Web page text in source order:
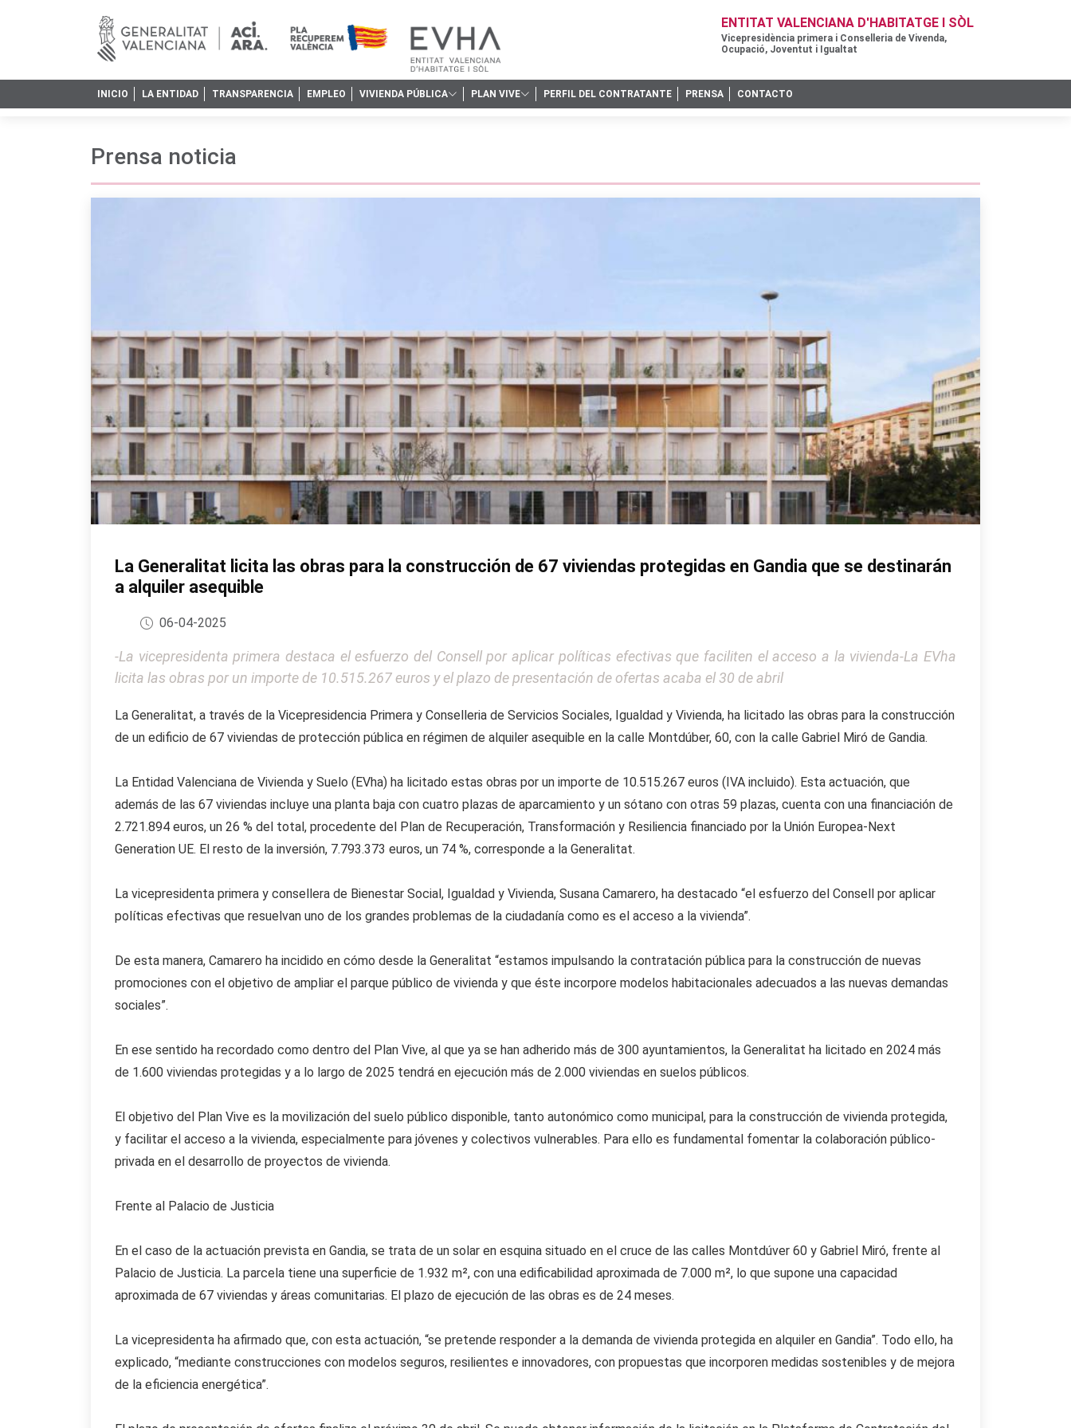
ENTITAT VALENCIANA D'HABITATGE I SÒL
Vicepresidència primera i Conselleria de Vivenda,
Ocupació, Joventut i Igualtat
INICIO LA ENTIDAD TRANSPARENCIA EMPLEO VIVIENDA PÚBLICA PLAN VIVE PERFIL DEL CONTRATANTE PRENSA CONTACTO
Prensa noticia
La Generalitat licita las obras para la construcción de 67 viviendas protegidas en Gandia que se destinarán
a alquiler asequible
06-04-2025
-La vicepresidenta primera destaca el esfuerzo del Consell por aplicar políticas efectivas que faciliten el acceso a la vivienda-La EVha
licita las obras por un importe de 10.515.267 euros y el plazo de presentación de ofertas acaba el 30 de abril
La Generalitat, a través de la Vicepresidencia Primera y Conselleria de Servicios Sociales, Igualdad y Vivienda, ha licitado las obras para la construcción
de un edificio de 67 viviendas de protección pública en régimen de alquiler asequible en la calle Montdúber, 60, con la calle Gabriel Miró de Gandia.
La Entidad Valenciana de Vivienda y Suelo (EVha) ha licitado estas obras por un importe de 10.515.267 euros (IVA incluido). Esta actuación, que
además de las 67 viviendas incluye una planta baja con cuatro plazas de aparcamiento y un sótano con otras 59 plazas, cuenta con una financiación de
2.721.894 euros, un 26 % del total, procedente del Plan de Recuperación, Transformación y Resiliencia financiado por la Unión Europea-Next
Generation UE. El resto de la inversión, 7.793.373 euros, un 74 %, corresponde a la Generalitat.
La vicepresidenta primera y consellera de Bienestar Social, Igualdad y Vivienda, Susana Camarero, ha destacado “el esfuerzo del Consell por aplicar
políticas efectivas que resuelvan uno de los grandes problemas de la ciudadanía como es el acceso a la vivienda”.
De esta manera, Camarero ha incidido en cómo desde la Generalitat “estamos impulsando la contratación pública para la construcción de nuevas
promociones con el objetivo de ampliar el parque público de vivienda y que éste incorpore modelos habitacionales adecuados a las nuevas demandas
sociales”.
En ese sentido ha recordado como dentro del Plan Vive, al que ya se han adherido más de 300 ayuntamientos, la Generalitat ha licitado en 2024 más
de 1.600 viviendas protegidas y a lo largo de 2025 tendrá en ejecución más de 2.000 viviendas en suelos públicos.
El objetivo del Plan Vive es la movilización del suelo público disponible, tanto autonómico como municipal, para la construcción de vivienda protegida,
y facilitar el acceso a la vivienda, especialmente para jóvenes y colectivos vulnerables. Para ello es fundamental fomentar la colaboración público-
privada en el desarrollo de proyectos de vivienda.
Frente al Palacio de Justicia
En el caso de la actuación prevista en Gandia, se trata de un solar en esquina situado en el cruce de las calles Montdúver 60 y Gabriel Miró, frente al
Palacio de Justicia. La parcela tiene una superficie de 1.932 m², con una edificabilidad aproximada de 7.000 m², lo que supone una capacidad
aproximada de 67 viviendas y áreas comunitarias. El plazo de ejecución de las obras es de 24 meses.
La vicepresidenta ha afirmado que, con esta actuación, “se pretende responder a la demanda de vivienda protegida en alquiler en Gandia”. Todo ello, ha
explicado, “mediante construcciones con modelos seguros, resilientes e innovadores, con propuestas que incorporen medidas sostenibles y de mejora
de la eficiencia energética”.